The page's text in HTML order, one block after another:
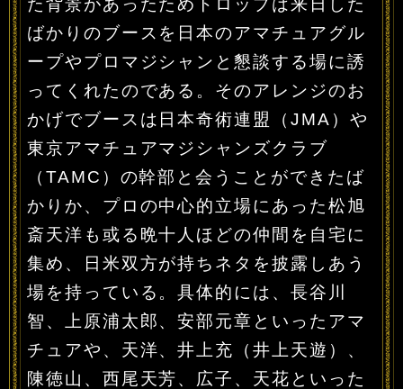
た背景があったためトロップは来日した
ばかりのブースを日本のアマチュアグル
ープやプロマジシャンと懇談する場に誘
ってくれたのである。そのアレンジのお
かげでブースは日本奇術連盟（JMA）や
東京アマチュアマジシャンズクラブ
（TAMC）の幹部と会うことができたば
かりか、プロの中心的立場にあった松旭
斎天洋も或る晩十人ほどの仲間を自宅に
集め、日米双方が持ちネタを披露しあう
場を持っている。具体的には、長谷川
智、上原浦太郎、安部元章といったアマ
チュアや、天洋、井上充（井上天遊）、
陳徳山、西尾天芳、広子、天花といった